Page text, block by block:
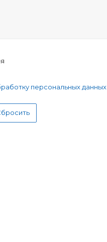
персональных данных